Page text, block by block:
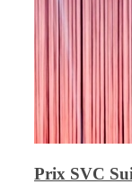
Prix SVC